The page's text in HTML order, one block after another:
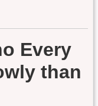
Every
than